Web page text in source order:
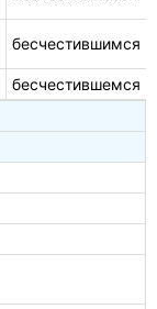
бесчестившимся
бесчестившемся